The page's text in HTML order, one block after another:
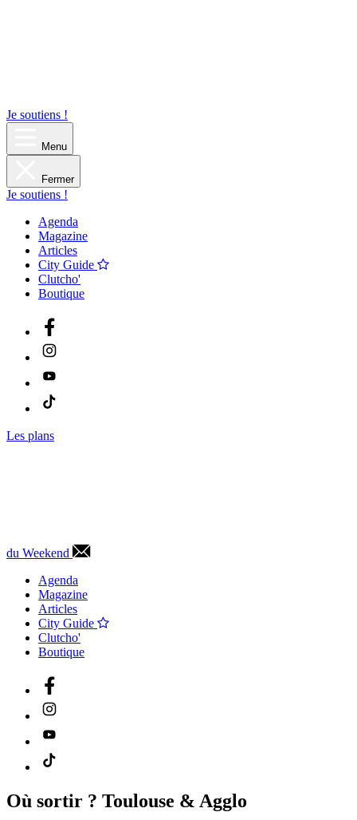
Je soutiens !
Menu
Fermer
Je soutiens !
Agenda
Magazine
Articles
City Guide
Clutcho'
Boutique
Les plans
du Weekend
Agenda
Magazine
Articles
City Guide
Clutcho'
Boutique
Où sortir ? Toulouse & Agglo